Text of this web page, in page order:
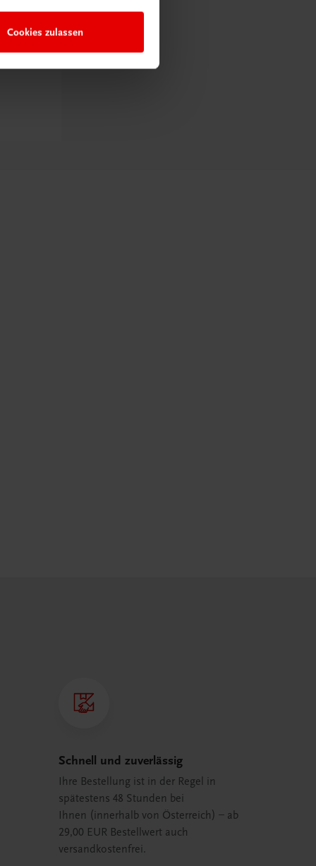
Cookies zulassen
Schnell und zuverlässig
Ihre Bestellung ist in der Regel in
spätestens 48 Stunden bei
Ihnen (innerhalb von Österreich) – ab
29,00 EUR Bestellwert auch
versandkostenfrei.